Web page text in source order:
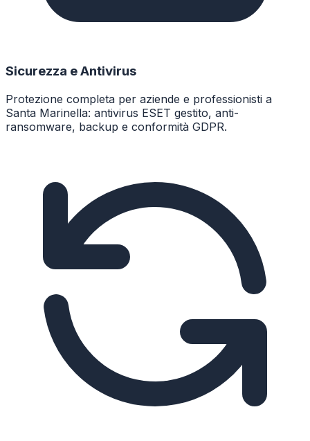
Sicurezza e Antivirus
Protezione completa per aziende e professionisti a
Santa Marinella: antivirus ESET gestito, anti-
ransomware, backup e conformità GDPR.